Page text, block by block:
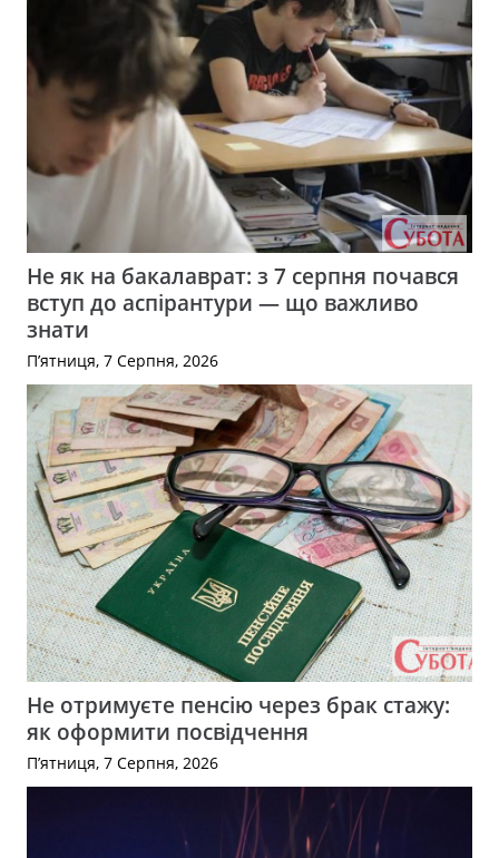
Не як на бакалаврат: з 7 серпня почався
вступ до аспірантури — що важливо
знати
П’ятниця, 7 Серпня, 2026
Не отримуєте пенсію через брак стажу:
як оформити посвідчення
П’ятниця, 7 Серпня, 2026